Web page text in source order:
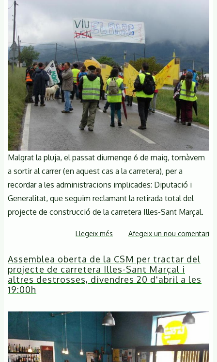
del
camí
Illes-
Sant
Marçal
Malgrat la pluja, el passat diumenge 6 de maig, tornàvem
a sortir al carrer (en aquest cas a la carretera), per a
recordar a les administracions implicades: Diputació i
Generalitat, que seguim reclamant la retirada total del
projecte de construcció de la carretera Illes-Sant Marçal.
Llegeix més sobre
contra
la
carretera
Marçal
la
Afegeix un nou comentari
Assemblea oberta de la CSM per tractar del
projecte de carretera Illes-Sant Marçal i
altres destrosses, divendres 20 d'abril a les
19:00h